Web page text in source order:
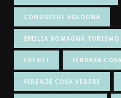
CONOSCERE BOLOGNA
EMILIA ROMAGNA TURISMO
EVENTI FERRARA
FIRENZE COSA VEDERE